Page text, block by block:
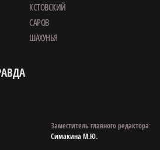
КСТОВСКИЙ
САРОВ
ШАХУНЬЯ
Заместитель главного редактора:
Симакина М.Ю.